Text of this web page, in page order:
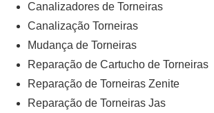
Canalizadores de Torneiras
Canalização Torneiras
Mudança de Torneiras
Reparação de Cartucho de Torneiras
Reparação de Torneiras Zenite
Reparação de Torneiras Jas